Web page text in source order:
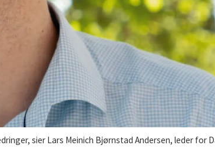
sier Lars Meinich Bjørnstad Andersen, leder for